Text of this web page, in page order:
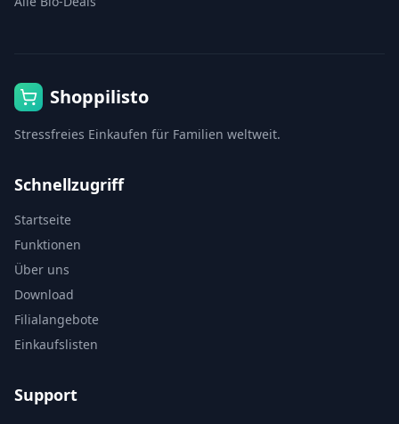
Shoppilisto
Stressfreies Einkaufen für Familien weltweit.
Schnellzugriff
Startseite
Funktionen
Über uns
Download
Filialangebote
Einkaufslisten
Support